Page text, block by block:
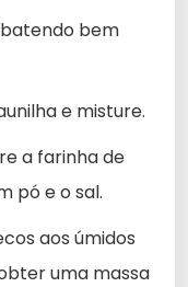
batendo bem
e misture.
a farinha de
pó e o sal.
aos úmidos
uma massa